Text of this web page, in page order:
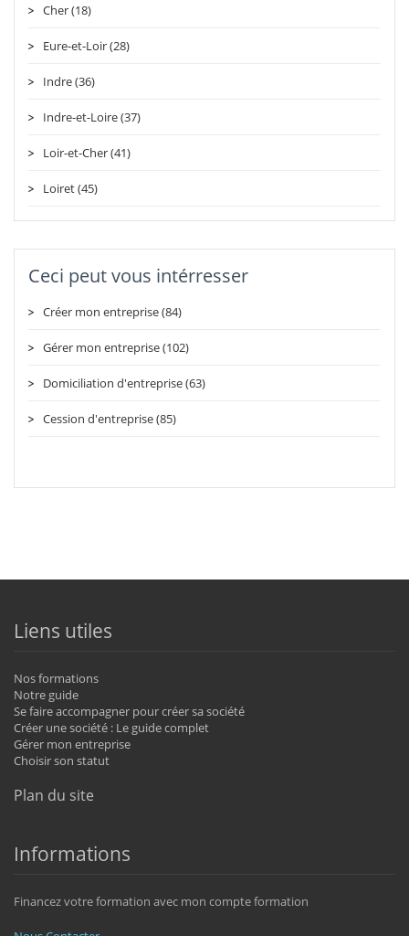
Cher (18)
Eure-et-Loir (28)
Indre (36)
Indre-et-Loire (37)
Loir-et-Cher (41)
Loiret (45)
Ceci peut vous intérresser
Créer mon entreprise (84)
Gérer mon entreprise (102)
Domiciliation d'entreprise (63)
Cession d'entreprise (85)
Liens utiles
Nos formations
Notre guide
Se faire accompagner pour créer sa société
Créer une société : Le guide complet
Gérer mon entreprise
Choisir son statut
Plan du site
Informations
Financez votre formation avec mon compte formation